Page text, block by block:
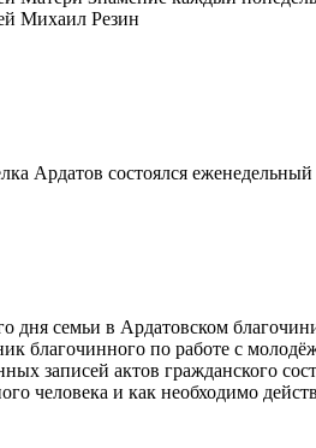
Михаил Резин
Ардатов состоялся
семьи в Ардатовском
благочинного по работе с
записей актов гражданского
человека и как необходимо